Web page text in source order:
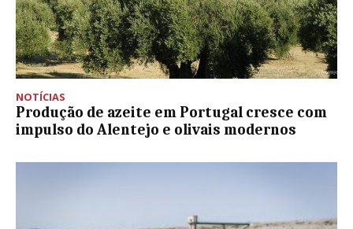
NOTÍCIAS
Produção de azeite em Portugal cresce com
impulso do Alentejo e olivais modernos